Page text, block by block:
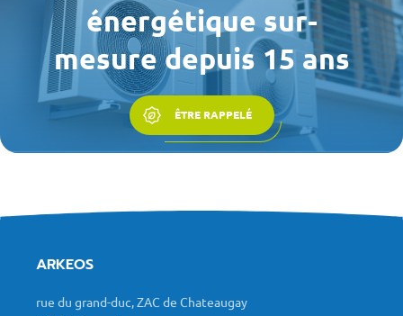
énergétique sur-
mesure depuis 15 ans
ÊTRE RAPPELÉ
ARKEOS
rue du grand-duc, ZAC de Chateaugay